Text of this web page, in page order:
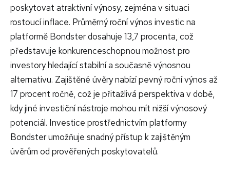
poskytovat atraktivní výnosy, zejména v situaci
rostoucí inflace. Průměrný roční výnos investic na
platformě Bondster dosahuje 13,7 procenta, což
představuje konkurenceschopnou možnost pro
investory hledající stabilní a současně výnosnou
alternativu. Zajištěné úvěry nabízí pevný roční výnos až
17 procent ročně, což je přitažlivá perspektiva v době,
kdy jiné investiční nástroje mohou mít nižší výnosový
potenciál. Investice prostřednictvím platformy
Bondster umožňuje snadný přístup k zajištěným
úvěrům od prověřených poskytovatelů.